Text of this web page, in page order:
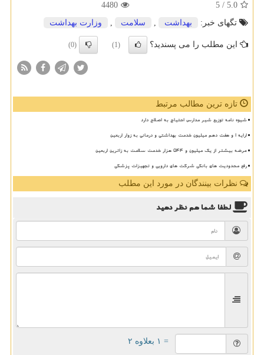
5.0
/ 5
4480
تگهای خبر:
بهداشت , سلامت , وزارت بهداشت
این مطلب را می پسندید؟ (1)
(0)
تازه ترین مطالب مرتبط
شیوه نامه توزیع شیر مدارس احتیاج به اصلاح دارد
ارایه ۱ و هفت دهم میلیون خدمت بهداشتی و درمانی به زوار اربعین
عرضه بیشتر از یک میلیون و ۵۴۴ هزار خدمت سلامت به زائرین اربعین
رفع محدودیت های بانکی شرکت های دارویی و تجهیزات پزشکی
نظرات بینندگان در مورد این مطلب
لطفا شما همنظر دهید
= ۱ بعلاوه ۲